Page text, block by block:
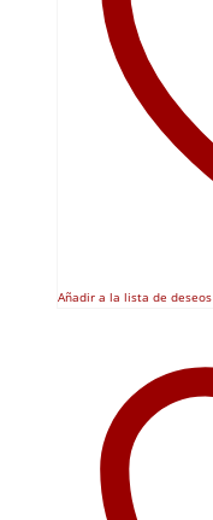
Añadir a la lista de deseos